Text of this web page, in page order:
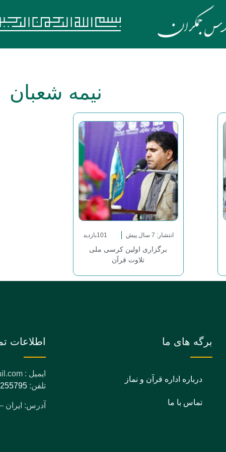
نیمه شعبان
انتشار: 7 سال پیش 101بازدید
برگزاری اولین کرسی ملی
تلاوت قرآن
برگه های ما
درباره اداره قرآن و نماز
تماس با ما
اطلاعات
ایمیل : info@gmail.com
تلفن:
آدرس: